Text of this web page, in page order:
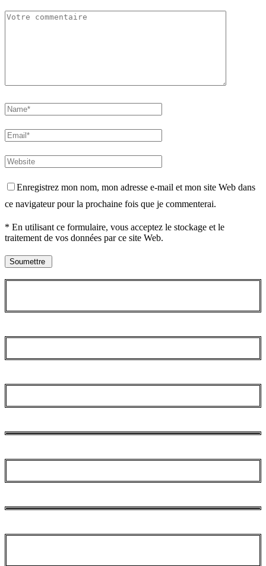
Enregistrez mon nom, mon adresse e-mail et mon site Web dans
ce navigateur pour la prochaine fois que je commenterai.
* En utilisant ce formulaire, vous acceptez le stockage et le
traitement de vos données par ce site Web.